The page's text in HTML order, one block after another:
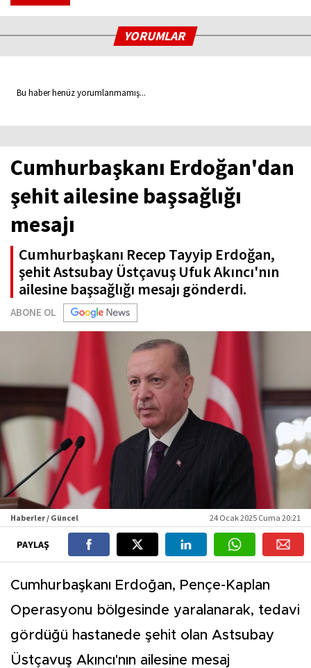
YORUMLAR
Bu haber henüz yorumlanmamış...
Cumhurbaşkanı Erdoğan'dan
şehit ailesine başsağlığı
mesajı
Cumhurbaşkanı Recep Tayyip Erdoğan,
şehit Astsubay Üstçavuş Ufuk Akıncı'nın
ailesine başsağlığı mesajı gönderdi.
ABONE OL
Haberler / Güncel 24 Ocak 2025 Cuma 20:21
PAYLAŞ
Cumhurbaşkanı Erdoğan, Pençe-Kaplan
Operasyonu bölgesinde yaralanarak, tedavi
gördüğü hastanede şehit olan Astsubay
Üstçavuş Akıncı'nın ailesine mesaj